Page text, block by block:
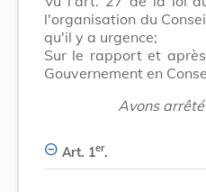
l'organisation du
qu'il y a urgence;
Sur le rapport et
Gouvernement en
Avons
Art. 1er.